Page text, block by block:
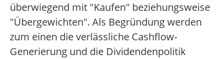
überwiegend mit "Kaufen" beziehungsweise
"Übergewichten". Als Begründung werden
zum einen die verlässliche Cashflow-
Generierung und die Dividendenpolitik